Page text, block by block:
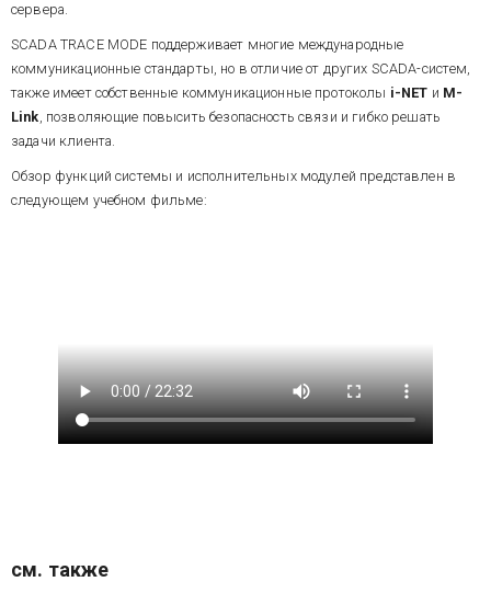
сервера.
SCADA TRACE MODE поддерживает многие международные
коммуникационные стандарты, но в отличие от других SCADA-систем,
также имеет собственные коммуникационные протоколы i-NET и M-
Link, позволяющие повысить безопасность связи и гибко решать
задачи клиента.
Обзор функций системы и исполнительных модулей представлен в
следующем учебном фильме:
см. также